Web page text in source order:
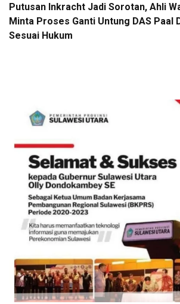
Putusan Inkracht Jadi Sorotan, Ahli
Minta Proses Ganti Untung DAS Paal
Sesuai Hukum